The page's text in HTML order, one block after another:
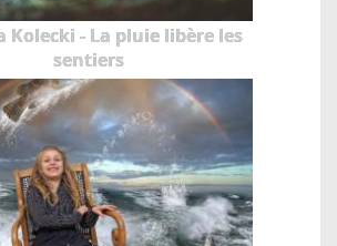
Kolecki - La pluie libère les
sentiers